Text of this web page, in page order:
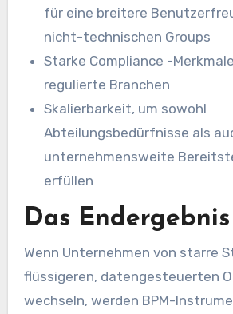
für eine breitere
nicht-technischen Groups
Starke Compliance -
regulierte Branchen
Skalierbarkeit, um sowohl
Abteilungsbedürfnisse als
unternehmensweite
erfüllen
Das Endergebnis
Wenn Unternehmen von starre
flüssigeren, datengesteuerten
wechseln, werden BPM-